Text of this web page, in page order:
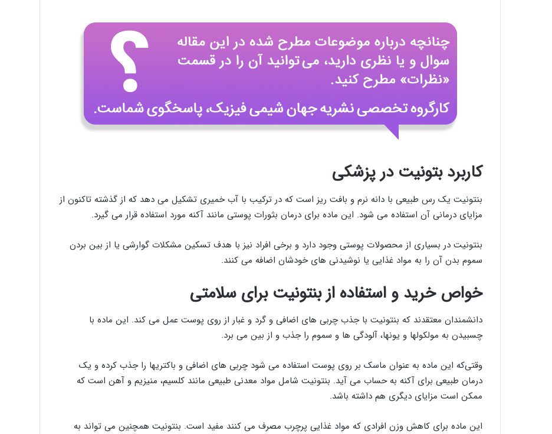
کاربرد بتونیت در پزشکی
بنتونیت یک رس طبیعی با دانه نرم و بافت ریز است که در ترکیب با آب خمیری تشکیل می دهد که از گذشته تاکنون از
مزایای درمانی آن استفاده می شود. این ماده برای درمان بثورات پوستی مانند آکنه مورد استفاده قرار می گیرد.
بنتونیت در بسیاری از محصولات پوستی وجود دارد و برخی افراد نیز با هدف تسکین مشکلات گوارشی یا از بین بردن
سموم بدن آن را به مواد غذایی یا نوشیدنی های خودشان اضافه می کنند.
خواص خرید و استفاده از بنتونیت برای سلامتی
دانشمندان معتقدند كه بنتونیت با جذب چربی های اضافی و گرد و غبار از روی پوست عمل می كند. این ماده با
چسبیدن به مولکولها و یونها، آلودگی ها و سموم را جذب و از بین می برد.
وقتی‌که این ماده به عنوان ماسک بر روی پوست استفاده می شود چربی های اضافی و باکتریها را جذب کرده و یک
درمان طبیعی برای آکنه به حساب می آید. بنتونیت شامل مواد معدنی طبیعی مانند کلسیم، منیزیم و آهن است که
ممکن است مزایای دیگری هم داشته باشد.
این ماده برای کاهش وزن افرادی که مواد غذایی پرچرب مصرف می کنند مفید است. بنتونیت همچنین می تواند به